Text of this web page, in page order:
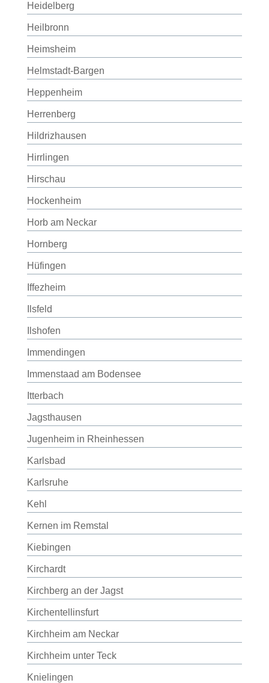
Heidelberg
Heilbronn
Heimsheim
Helmstadt-Bargen
Heppenheim
Herrenberg
Hildrizhausen
Hirrlingen
Hirschau
Hockenheim
Horb am Neckar
Hornberg
Hüfingen
Iffezheim
Ilsfeld
Ilshofen
Immendingen
Immenstaad am Bodensee
Itterbach
Jagsthausen
Jugenheim in Rheinhessen
Karlsbad
Karlsruhe
Kehl
Kernen im Remstal
Kiebingen
Kirchardt
Kirchberg an der Jagst
Kirchentellinsfurt
Kirchheim am Neckar
Kirchheim unter Teck
Knielingen